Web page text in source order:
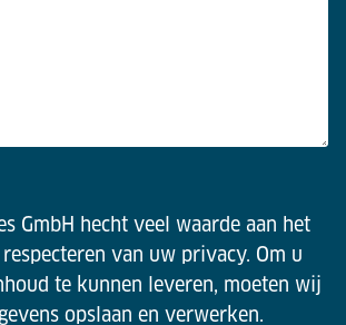
GmbH hecht veel waarde aan het
van uw privacy. Om u
te kunnen leveren, moeten wij
opslaan en verwerken.